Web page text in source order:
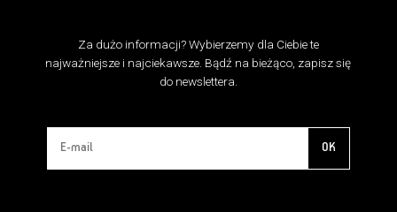
Za dużo informacji? Wybierzemy dla Ciebie te
najważniejsze i najciekawsze. Bądź na bieżąco, zapisz się
do newslettera.
OK